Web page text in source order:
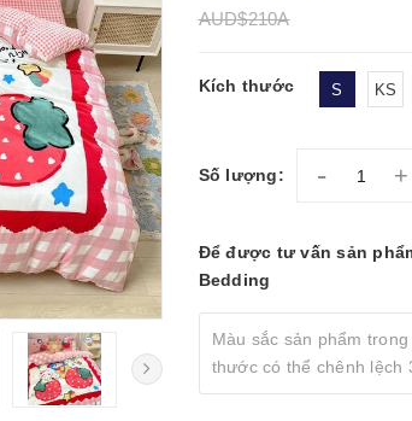
AUD$210A
Kích thước S KS
Số lượng: - +
Để được tư vấn sản
Bedding
Màu sắc sản phẩm
thước có thể chênh lệch